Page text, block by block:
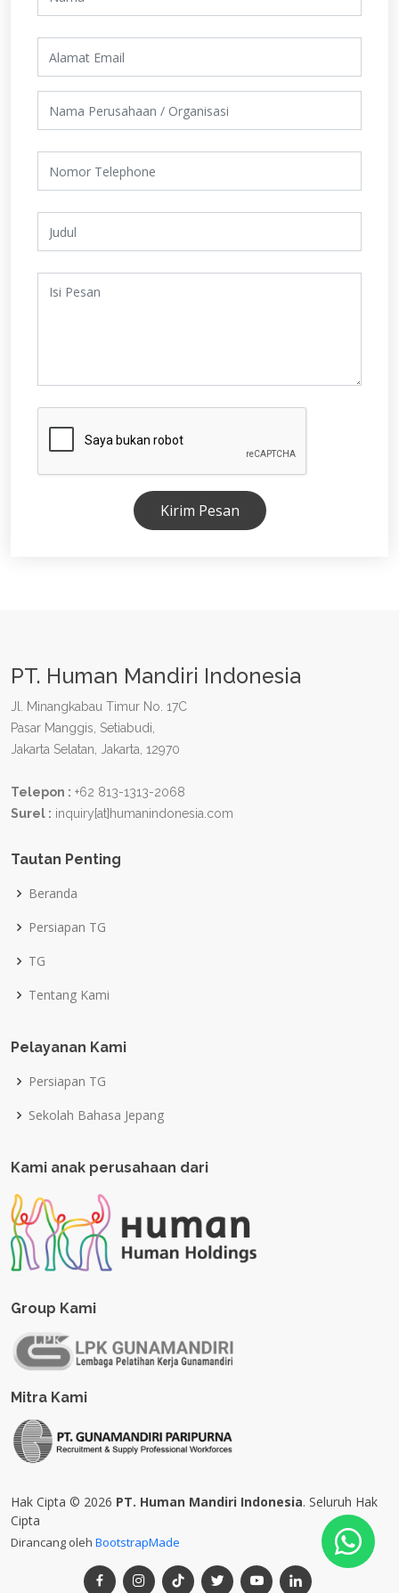
Kirim Pesan
PT. Human Mandiri Indonesia
Jl. Minangkabau Timur No. 17C
Pasar Manggis, Setiabudi,
Jakarta Selatan, Jakarta, 12970
Telepon : +62 813-1313-2068
Surel : inquiry[at]humanindonesia.com
Tautan Penting
Beranda
Persiapan TG
TG
Tentang Kami
Pelayanan Kami
Persiapan TG
Sekolah Bahasa Jepang
Kami anak perusahaan dari
Group Kami
Mitra Kami
Hak Cipta © 2026 PT. Human Mandiri Indonesia. Seluruh Hak
Cipta
Dirancang oleh BootstrapMade